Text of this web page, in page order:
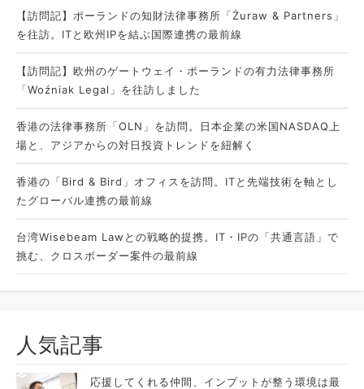
【訪問記】ポーランドの知財法律事務所「Żuraw & Partners」
を往訪。ITと欧州IPを結ぶ国際連携の最前線
【訪問記】欧州のゲートウェイ・ポーランドの有力法律事務所
「Woźniak Legal」を往訪しました
香港の法律事務所「OLN」を訪問。日本企業の米国NASDAQ上
場と、アジアからの対日投資トレンドを紐解く
香港の「Bird & Bird」オフィスを訪問。ITと先端技術を軸とし
たグローバル連携の最前線
台湾Wisebeam Lawとの戦略的提携。IT・IPの「共通言語」で
挑む、クロスボーダー案件の最前線
人気記事
応援してくれる仲間、インプットが整う環境は最